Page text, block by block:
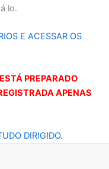
lo.
E ACESSAR OS
PREPARADO
APENAS
DIRIGIDO.